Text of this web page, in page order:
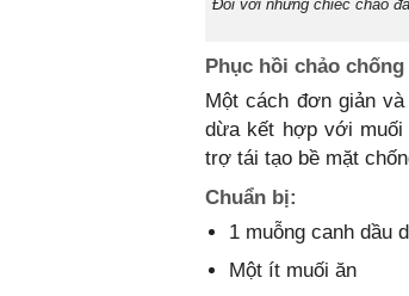
Đối với những chiếc chảo
Phục hồi chảo
Một cách đơn giản
dừa kết hợp với muối
trợ tái tạo bề mặt
Chuẩn bị:
1 muỗng canh dầu
Một ít muối ăn